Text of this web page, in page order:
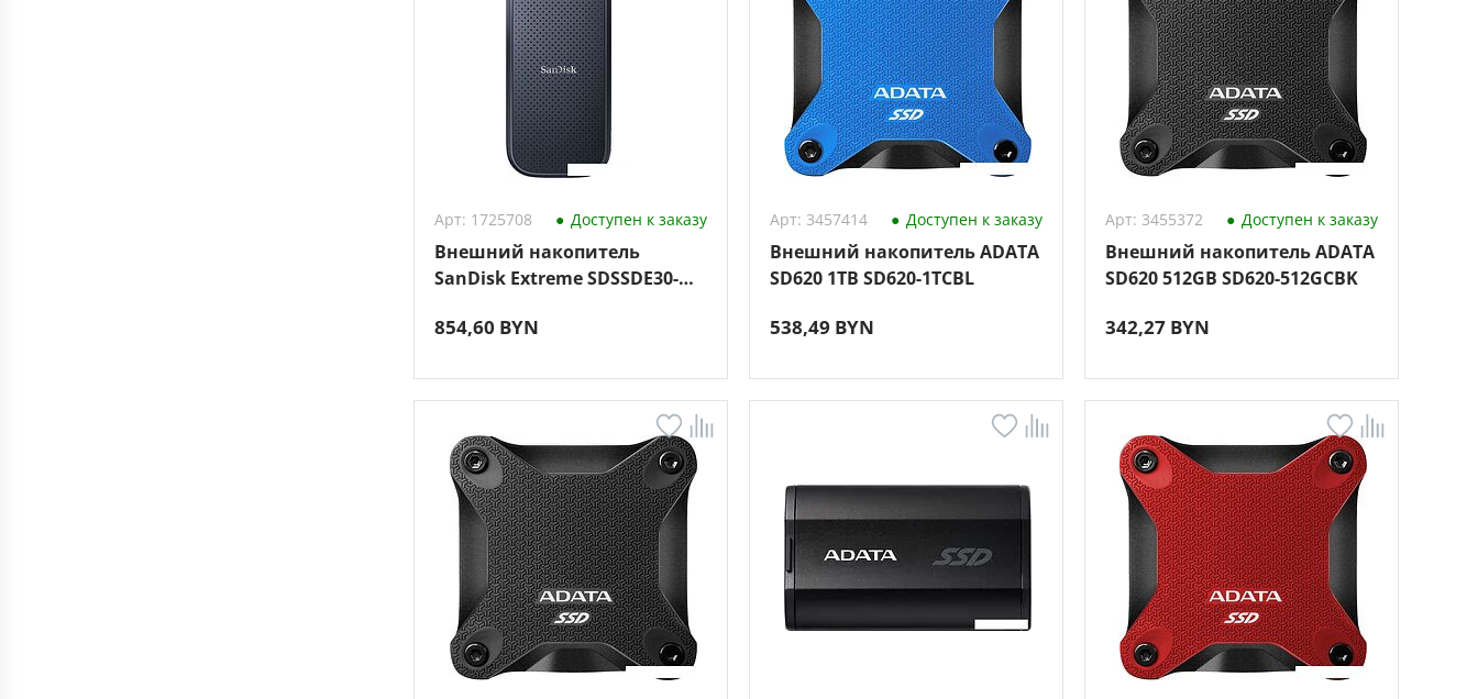
Арт: 1725708 Доступен к заказу
Внешний накопитель
SanDisk Extreme SDSSDE30-
854,60 BYN
Арт: 3457414 Доступен к заказу
Внешний накопитель ADATA
SD620 1TB SD620-1TCBL
538,49 BYN
Арт: 3455372 Доступен к заказу
Внешний накопитель ADATA
SD620 512GB SD620-512GCBK
342,27 BYN